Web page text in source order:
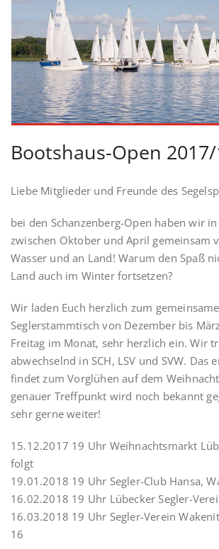
Bootshaus-Open
Liebe Mitglieder und Freunde des
bei den Schanzenberg-Open haben wir
zwischen Oktober und April gemeinsam
Wasser und an Land! Warum den Spaß
Land auch im Winter fortsetzen?
Wir laden Euch herzlich zum
Seglerstammtisch von Dezember bis
Freitag im Monat, sehr herzlich ein. Wir
abwechselnd in SCH, LSV und SVW. Das
findet zum Vorglühen auf dem
genauer Treffpunkt wird noch bekannt
sehr gerne weiter!
15.12.2017 19 Uhr Weihnachtsmarkt
folgt
19.01.2018 19 Uhr Segler-Club Hansa,
16.02.2018 19 Uhr Lübecker Segler-
16.03.2018 19 Uhr Segler-Verein
16